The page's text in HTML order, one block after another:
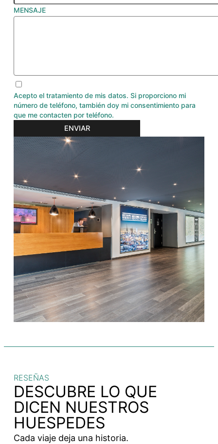
MENSAJE
Acepto el tratamiento de mis datos. Si proporciono mi
número de teléfono, también doy mi consentimiento para
que me contacten por teléfono.
ENVIAR
RESEÑAS
DESCUBRE LO QUE
DICEN NUESTROS
HUESPEDES
Cada viaje deja una historia.